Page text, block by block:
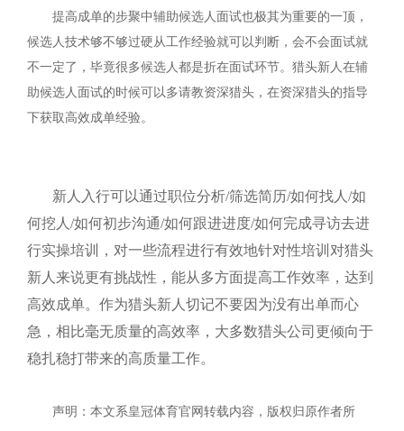
提高成单的步聚中辅助候选人面试也极其为重要的一顶，
候选人技术够不够过硬从工作经验就可以判断，会不会面试就
不一定了，毕竟很多候选人都是折在面试环节。猎头新人在辅
助候选人面试的时候可以多请教资深猎头，在资深猎头的指导
下获取高效成单经验。
新人入行可以通过职位分析/筛选简历/如何找人 /如
何挖人 /如何初步沟通/如何跟进进度/如何完成寻访去进
行实操培训，对一些流程进行有效地针对性培训对猎头
新人来说更有挑战性，能从多方面提高工作效率，达到
高效成单。作为猎头新人切记不要因为没有出单而心
急，相比毫无质量的高效率，大多数猎头公司更倾向于
稳扎稳打带来的高质量工作。
声明：本文系皇冠体育官网转载内容，版权归原作者所